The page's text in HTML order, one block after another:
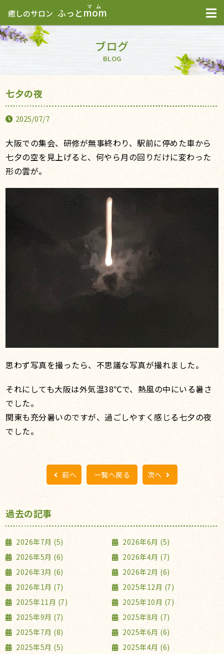
癒しのサロン ふっとmom
ブログ
BLOG
七夕の夜
2025/07/7
大阪での集会、研修が無事終わり、駅前に停めた車から
七夕の空を見上げると、何やら月の回りだけに変わった
形の雲が。
思わず写真を撮ったら、不思議な写真が撮れました。
それにしても大阪は外気温38℃で、熱風の中にいる暑さ
でした。
関東も充分暑いのですが、過ごしやすく感じる七夕の夜
でした。
前へ 一覧へ戻る 次へ
過去の記事
2026年7月 (5)
2026年6月 (5)
2026年5月 (6)
2026年4月 (7)
2026年3月 (6)
2026年2月 (6)
2026年1月 (7)
2025年12月 (7)
2025年11月 (7)
2025年10月 (7)
2025年9月 (7)
2025年8月 (7)
2025年7月 (8)
2025年6月 (6)
2025年5月 (5)
2025年4月 (6)